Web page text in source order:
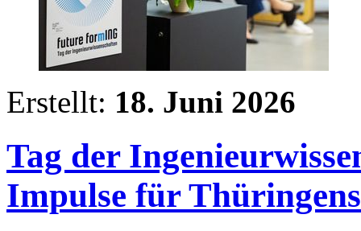
Erstellt: 18. Juni 2026
Tag der
Impulse für